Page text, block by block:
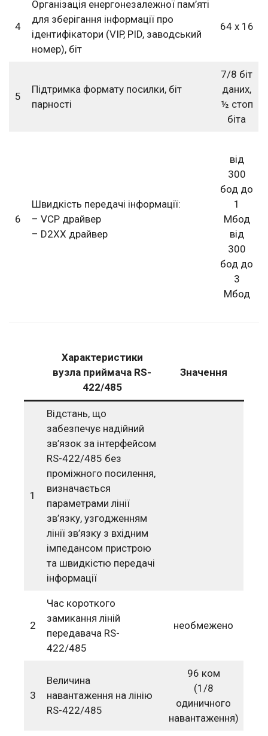
4
Організація енергонезалежної пам’яті
для зберігання інформації про
ідентифікатори (VIP, PID, заводський
номер), біт
64 х 16
5
Підтримка формату посилки, біт
парності
7/8 біт
даних,
½ стоп
біта
6
Швидкість передачі інформації:
– VCP драйвер
– D2XX драйвер
від
300
бод до
1
Мбод
від
300
бод до
3
Мбод
Характеристики
вузла приймача RS-
422/485
Значення
1
Відстань, що
забезпечує надійний
зв’язок за інтерфейсом
RS-422/485 без
проміжного посилення,
визначається
параметрами лінії
зв’язку, узгодженням
лінії зв’язку з вхідним
імпедансом пристрою
та швидкістю передачі
інформації
2
Час короткого
замикання ліній
передавача RS-
422/485
необмежено
3
Величина
навантаження на лінію
RS-422/485
96 ком
(1/8
одиничного
навантаження)